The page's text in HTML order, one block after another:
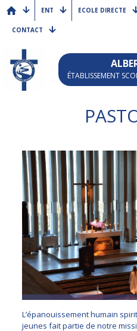
ENT ECOLE DIRECTE
CONTACT
ÉTABLISSEMENT
L’épanouissement humain
jeunes fait partie de notre